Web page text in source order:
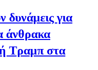
δυνάμεις για
άνθρακα
Τραμπ στα